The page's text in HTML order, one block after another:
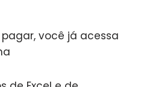
você já acessa